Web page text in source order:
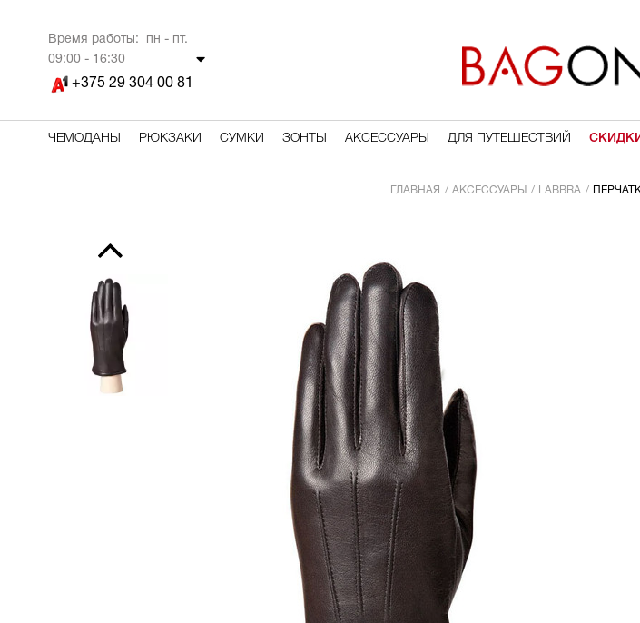
Время работы: пн - пт.
09:00 - 16:30
+375 29 304 00 81
ЧЕМОДАНЫ РЮКЗАКИ СУМКИ ЗОНТЫ АКСЕССУАРЫ ДЛЯ ПУТЕШЕСТВИЙ
ГЛАВНАЯ АКСЕССУАРЫ LABBRA